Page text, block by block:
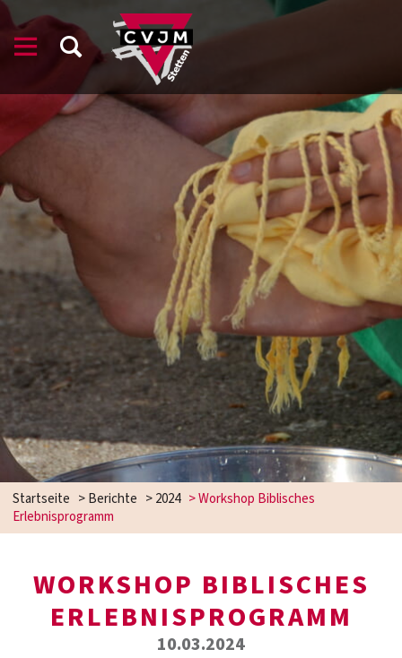
Startseite >Berichte >2024 >Workshop Biblisches
Erlebnisprogramm
WORKSHOP BIBLISCHES
ERLEBNISPROGRAMM
10.03.2024